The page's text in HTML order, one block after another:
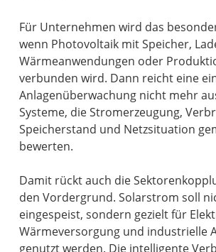
Für Unternehmen wird das
wenn Photovoltaik mit Speicher,
Wärmeanwendungen oder
verbunden wird. Dann reicht eine
Anlagenüberwachung nicht mehr
Systeme, die Stromerzeugung,
Speicherstand und Netzsituation
bewerten.
Damit rückt auch die
den Vordergrund. Solarstrom soll
eingespeist, sondern gezielt für
Wärmeversorgung und industrielle
genutzt werden. Die intelligente